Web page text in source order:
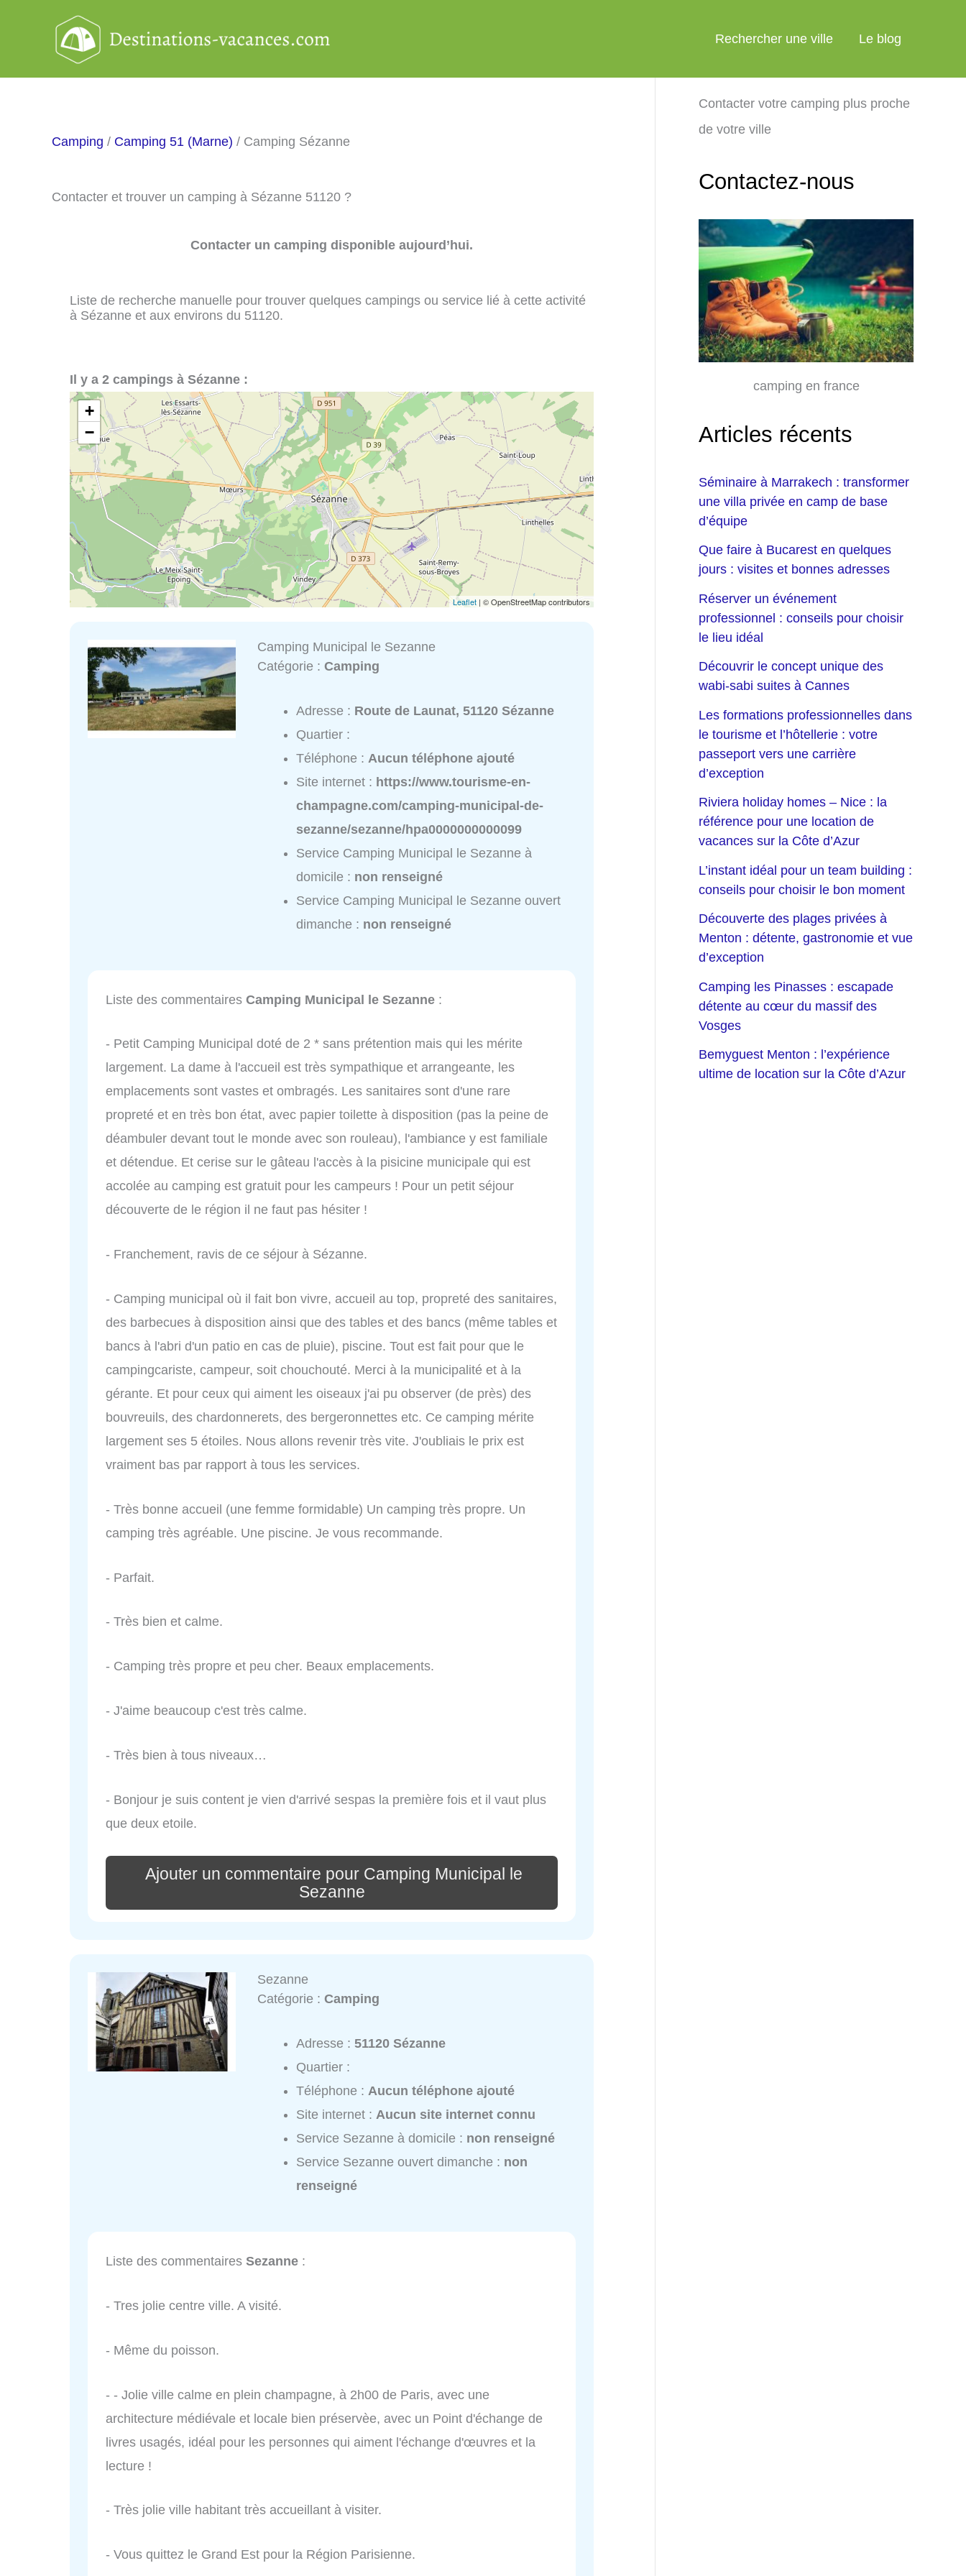
Rechercher une ville Le blog
Camping / Camping 51 (Marne) / Camping Sézanne
Contacter et trouver un camping à Sézanne 51120 ?
Contacter un camping disponible aujourd’hui.
Liste de recherche manuelle pour trouver quelques campings ou service lié à cette activité
à Sézanne et aux environs du 51120.
Il y a 2 campings à Sézanne :
+
−
Leaflet | © OpenStreetMap contributors
Camping Municipal le Sezanne
Catégorie :Camping
Adresse : Route de Launat, 51120 Sézanne
Quartier :
Téléphone : Aucun téléphone ajouté
Site internet : https://www.tourisme-en-
champagne.com/camping-municipal-de-
sezanne/sezanne/hpa0000000000099
Service Camping Municipal le Sezanne à
domicile : non renseigné
Service Camping Municipal le Sezanne ouvert
dimanche : non renseigné
Liste des commentaires Camping Municipal le Sezanne :
- Petit Camping Municipal doté de 2 * sans prétention mais qui les mérite
largement. La dame à l'accueil est très sympathique et arrangeante, les
emplacements sont vastes et ombragés. Les sanitaires sont d'une rare
propreté et en très bon état, avec papier toilette à disposition (pas la peine de
déambuler devant tout le monde avec son rouleau), l'ambiance y est familiale
et détendue. Et cerise sur le gâteau l'accès à la pisicine municipale qui est
accolée au camping est gratuit pour les campeurs ! Pour un petit séjour
découverte de le région il ne faut pas hésiter !
- Franchement, ravis de ce séjour à Sézanne.
- Camping municipal où il fait bon vivre, accueil au top, propreté des sanitaires,
des barbecues à disposition ainsi que des tables et des bancs (même tables et
bancs à l'abri d'un patio en cas de pluie), piscine. Tout est fait pour que le
campingcariste, campeur, soit chouchouté. Merci à la municipalité et à la
gérante. Et pour ceux qui aiment les oiseaux j'ai pu observer (de près) des
bouvreuils, des chardonnerets, des bergeronnettes etc. Ce camping mérite
largement ses 5 étoiles. Nous allons revenir très vite. J'oubliais le prix est
vraiment bas par rapport à tous les services.
- Très bonne accueil (une femme formidable) Un camping très propre. Un
camping très agréable. Une piscine. Je vous recommande.
- Parfait.
- Très bien et calme.
- Camping très propre et peu cher. Beaux emplacements.
- J'aime beaucoup c'est très calme.
- Très bien à tous niveaux…
- Bonjour je suis content je vien d'arrivé sespas la première fois et il vaut plus
que deux etoile.
Ajouter un commentaire pour Camping Municipal le
Sezanne
Sezanne
Catégorie :Camping
Adresse :51120 Sézanne
Quartier :
Téléphone :Aucun téléphone ajouté
Site internet :Aucun site internet connu
Service Sezanne à domicile : non renseigné
Service Sezanne ouvert dimanche : non
renseigné
Liste des commentaires Sezanne :
- Tres jolie centre ville. A visité.
- Même du poisson.
- - Jolie ville calme en plein champagne, à 2h00 de Paris, avec une
architecture médiévale et locale bien préservèe, avec un Point d'échange de
livres usagés, idéal pour les personnes qui aiment l'échange d'œuvres et la
lecture !
- Très jolie ville habitant très accueillant à visiter.
- Vous quittez le Grand Est pour la Région Parisienne.
Contacter votre camping plus proche
de votre ville
Contactez-nous
camping en france
Articles récents
Séminaire à Marrakech : transformer
une villa privée en camp de base
d’équipe
Que faire à Bucarest en quelques
jours : visites et bonnes adresses
Réserver un événement
professionnel : conseils pour choisir
le lieu idéal
Découvrir le concept unique des
wabi-sabi suites à Cannes
Les formations professionnelles dans
le tourisme et l’hôtellerie : votre
passeport vers une carrière
d’exception
Riviera holiday homes – Nice : la
référence pour une location de
vacances sur la Côte d’Azur
L’instant idéal pour un team building :
conseils pour choisir le bon moment
Découverte des plages privées à
Menton : détente, gastronomie et vue
d’exception
Camping les Pinasses : escapade
détente au cœur du massif des
Vosges
Bemyguest Menton : l’expérience
ultime de location sur la Côte d’Azur